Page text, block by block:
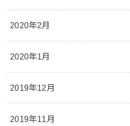
2020年2月
2020年1月
2019年12月
2019年11月